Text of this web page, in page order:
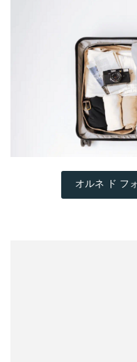
オルネ ド フ